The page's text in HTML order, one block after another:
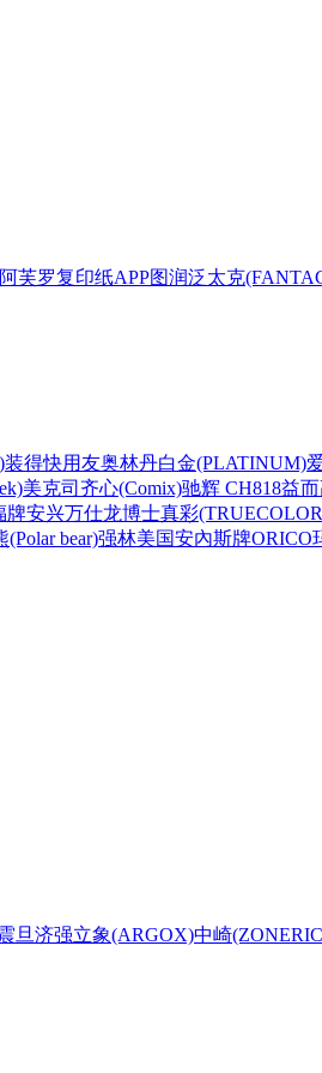
阿芙罗复印纸APP图润泛太克
装得快用友奥林丹白金(PLATINUM)
美克司 齐心(Comix)驰辉 CH818益
牌安兴万仕龙博士真彩
(Polar bear)强林美国安內斯牌ORICO
旦济强立象(ARGOX)中崎